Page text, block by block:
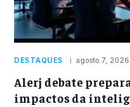
DESTAQUES agosto 7, 2026
Alerj debate
impactos da